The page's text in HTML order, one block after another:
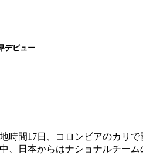
デビュー
時間17日、コロンビアのカリ
、日本からはナショナルチー